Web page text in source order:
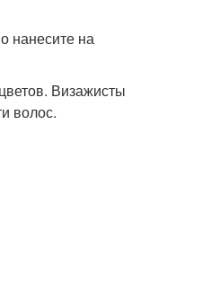
нанесите на
Визажисты
волос.